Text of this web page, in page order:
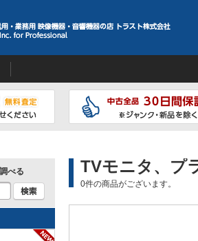
TVモニタ、プ
0件の商品がございます。
べる